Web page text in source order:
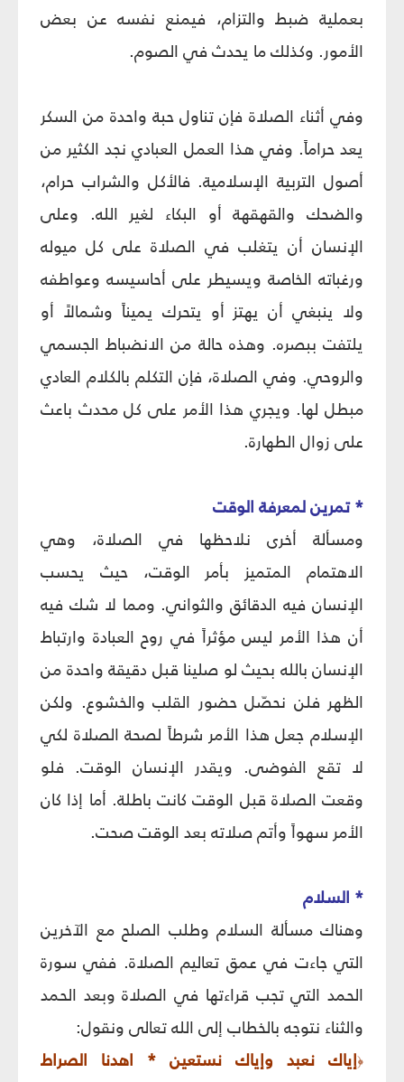
بعملية ضبط والتزام، فيمنع نفسه عن بعض
الأمور. وكذلك ما يحدث في الصوم.
وفي أثناء الصلاة فإن تناول حبة واحدة من السكر
يعد حراماً. وفي هذا العمل العبادي نجد الكثير من
أصول التربية الإسلامية. فالأكل والشراب حرام،
والضحك والقهقهة أو البكاء لغير الله. وعلى
الإنسان أن يتغلب في الصلاة على كل ميوله
ورغباته الخاصة ويسيطر على أحاسيسه وعواطفه
ولا ينبغي أن يهتز أو يتحرك يميناً وشمالاً أو
يلتفت ببصره. وهذه حالة من الانضباط الجسمي
والروحي. وفي الصلاة، فإن التكلم بالكلام العادي
مبطل لها. ويجري هذا الأمر على كل محدث باعث
على زوال الطهارة.
* تمرين لمعرفة الوقت
ومسألة أخرى نلاحظها في الصلاة، وهي
الاهتمام المتميز بأمر الوقت، حيث يحسب
الإنسان فيه الدقائق والثواني. ومما لا شك فيه
أن هذا الأمر ليس مؤثراً في روح العبادة وارتباط
الإنسان بالله بحيث لو صلينا قبل دقيقة واحدة من
الظهر فلن نحصّل حضور القلب والخشوع. ولكن
الإسلام جعل هذا الأمر شرطاً لصحة الصلاة لكي
لا تقع الفوضى. ويقدر الإنسان الوقت. فلو
وقعت الصلاة قبل الوقت كانت باطلة. أما إذا كان
الأمر سهواً وأتم صلاته بعد الوقت صحت.
* السلام
وهناك مسألة السلام وطلب الصلح مع الآخرين
التي جاءت في عمق تعاليم الصلاة. ففي سورة
الحمد التي تجب قراءتها في الصلاة وبعد الحمد
والثناء نتوجه بالخطاب إلى الله تعالى ونقول:
﴿إياك نعبد وإياك نستعين * اهدنا الصراط